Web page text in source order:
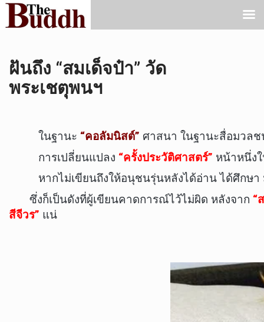
ฝันถึง “สมเด็จป๋า” วัด
พระเชตุพนฯ
ในฐานะ “คอลัมนิสต์” ศาสนา ในฐานะสื่อมวล
การเปลี่ยนแปลง “ครั้งประวัติศาสตร์” หน้าหนึ่ง
หากไม่เขียนถึงให้อนุชนรุ่นหลังได้อ่าน ได้ศึกษา
ซึ่งก็เป็นดังที่ผู้เขียนคาดการณ์ไว้ไม่ผิด หลังจาก “
สีจีวร” แน่